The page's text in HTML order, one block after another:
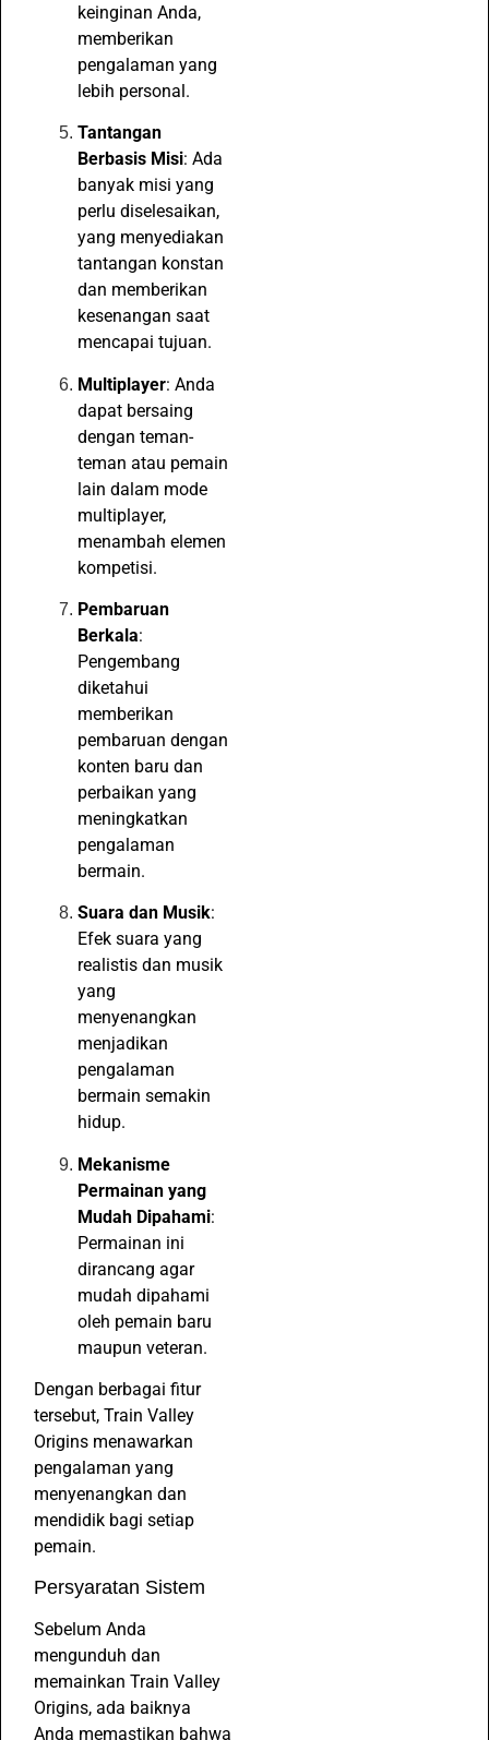
keinginan Anda,
memberikan
pengalaman yang
lebih personal.
Tantangan
Berbasis Misi: Ada
banyak misi yang
perlu diselesaikan,
yang menyediakan
tantangan konstan
dan memberikan
kesenangan saat
mencapai tujuan.
Multiplayer: Anda
dapat bersaing
dengan teman-
teman atau pemain
lain dalam mode
multiplayer,
menambah elemen
kompetisi.
Pembaruan
Berkala:
Pengembang
diketahui
memberikan
pembaruan dengan
konten baru dan
perbaikan yang
meningkatkan
pengalaman
bermain.
Suara dan Musik:
Efek suara yang
realistis dan musik
yang
menyenangkan
menjadikan
pengalaman
bermain semakin
hidup.
Mekanisme
Permainan yang
Mudah Dipahami:
Permainan ini
dirancang agar
mudah dipahami
oleh pemain baru
maupun veteran.
Dengan berbagai fitur
tersebut, Train Valley
Origins menawarkan
pengalaman yang
menyenangkan dan
mendidik bagi setiap
pemain.
Persyaratan Sistem
Sebelum Anda
mengunduh dan
memainkan Train Valley
Origins, ada baiknya
Anda memastikan bahwa